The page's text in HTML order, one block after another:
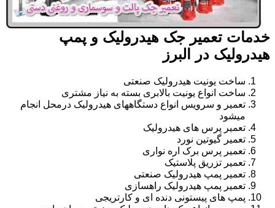
خدمات تعمیر جک هیدرولیک و پمپ
هیدرولیک در البرز
ساخت یونیت هیدرولیک صنعتی
ساخت انواع یونیت بالابری بسته به نیاز مشتری
تعمیر و سرویس انواع دستگاههای هیدرولیک درمحل انجام
میشود
تعمیر پرس های هیدرولیک
تعمیر گیوتین نورد
تعمیر پرس برک اره نواری
تعمیر تزریق پلاستیک
تعمیر پمپ هیدرولیک صنعتی
تعمیر پمپ هیدرولیک راهسازی
پمپ های پیستونی دنده ای و کارتریجی